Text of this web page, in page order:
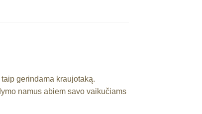
gerindama kraujotaką.
namus abiem savo vaikučiams